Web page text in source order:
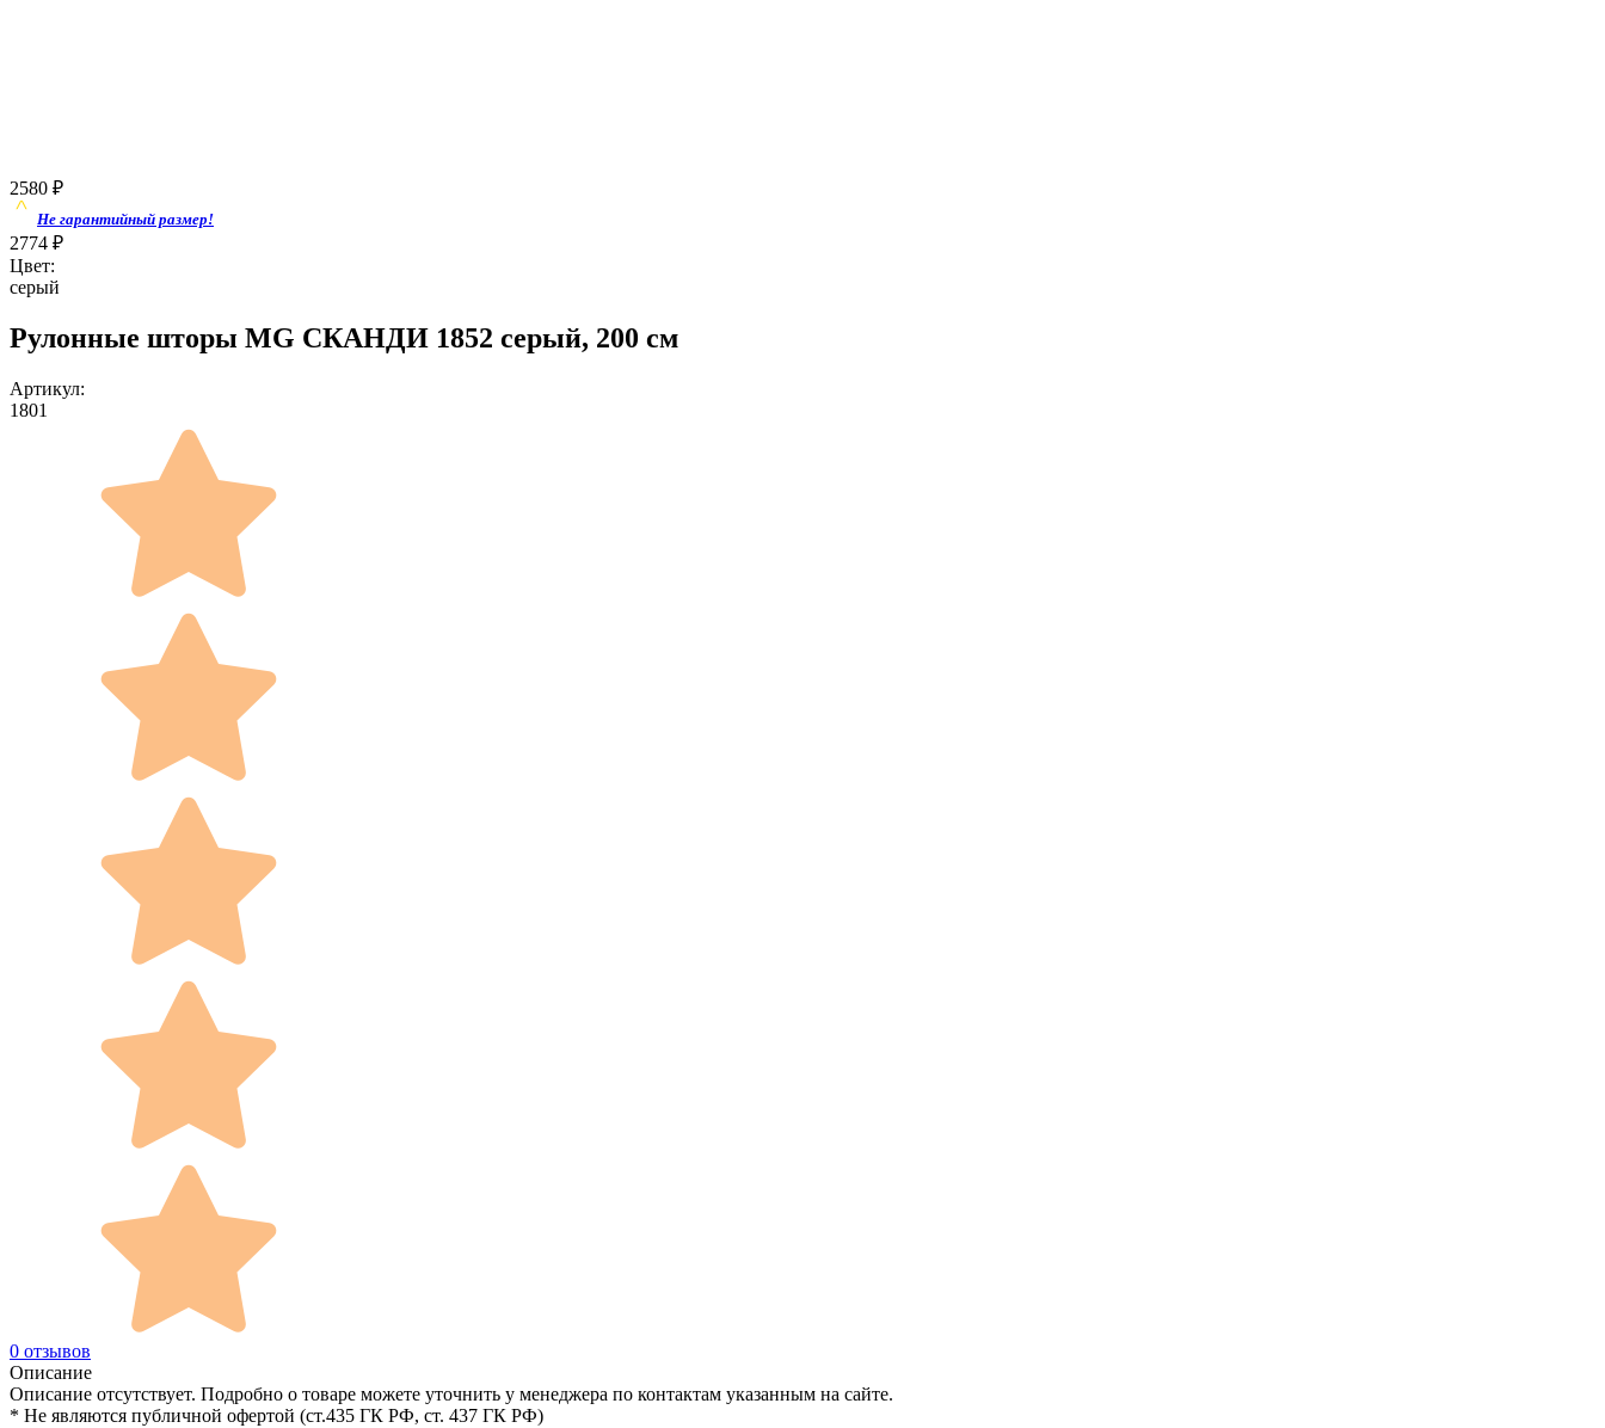
2580 ₽
Не гарантийный размер!
2774 ₽
Цвет:
серый
Рулонные шторы MG СКАНДИ 1852 серый, 200 см
Артикул:
1801
0 отзывов
Описание
Описание отсутствует. Подробно о товаре можете уточнить у менеджера по контактам указанным на сайте.
* Не являются публичной офертой (ст.435 ГК РФ, cт. 437 ГК РФ)